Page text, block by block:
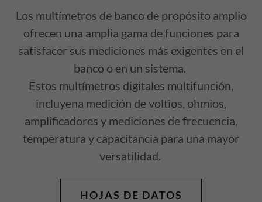
Los multímetros de banco de propósito amplio
ofrecen una amplia gama de funciones para
satisfacer sus mediciones más exigentes en el
banco o en un sistema.
Estos multímetros digitales multifunción,
incluyena medición de voltios, ohmios,
amplificadores y mediciones de frecuencia,
temperatura y capacitancia para una mayor
versatilidad.
HOJAS DE DATOS